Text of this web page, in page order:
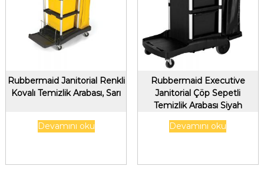
Rubbermaid Janitorial Renkli
Kovalı Temizlik Arabası, Sarı
Devamını oku
Rubbermaid Executive
Janitorial Çöp Sepetli
Temizlik Arabası Siyah
Devamını oku